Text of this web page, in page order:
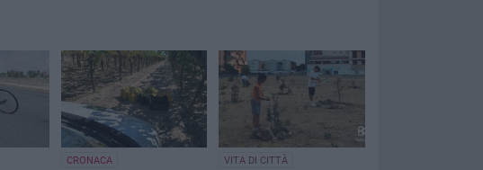
CRONACA VITA DI CITTÀ